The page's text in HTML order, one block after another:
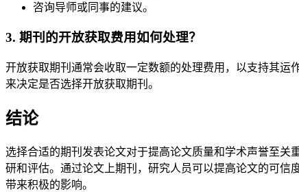
咨询导师或同事的建议。
3. 期刊的开放获取费用如何处理？
开放获取期刊通常会收取一定数额的处理费用，以支持其
来决定是否选择开放获取期刊。
结论
选择合适的期刊发表论文对于提高论文质量和学术声誉至关
研和评估。通过论文上期刊，研究人员可以提高论文的可
带来积极的影响。